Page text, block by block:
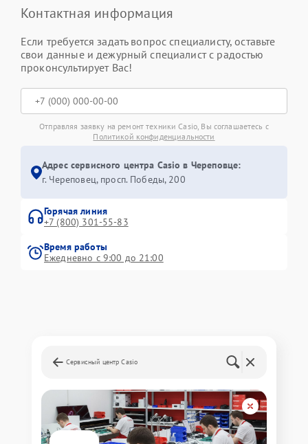
Контактная информация
Если требуется задать вопрос специалисту, оставьте
свои данные и дежурный специалист с радостью
проконсультирует Вас!
Отправляя заявку на ремонт техники Casio, Вы соглашаетесь с
Политикой конфиденциальности
Адрес сервисного центра Casio в Череповце:
г. Череповец, просп. Победы, 200
Горячая линия
+7 (800) 301-55-83
Время работы
Ежедневно с 9:00 до 21:00
Сервисный центр Casio